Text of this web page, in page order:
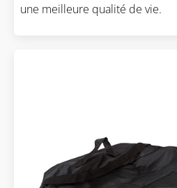
une meilleure qualité de vie.